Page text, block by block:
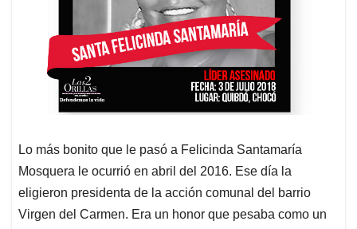
Lo más bonito que le pasó a Felicinda Santamaría
Mosquera le ocurrió en abril del 2016. Ese día la
eligieron presidenta de la acción comunal del barrio
Virgen del Carmen. Era un honor que pesaba como un